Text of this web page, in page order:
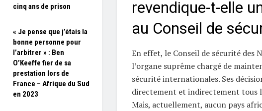
revendique-t-elle
au Conseil de
En effet, le Conseil de sécurité des
l’organe suprême chargé de
sécurité internationales. Ses
directement et indirectement tous
Mais, actuellement, aucun pays
cinq ans de prison
« Je pense que j’étais la
bonne personne pour
l’arbitrer » : Ben
O’Keeffe fier de sa
prestation lors de
France – Afrique du Sud
en 2023